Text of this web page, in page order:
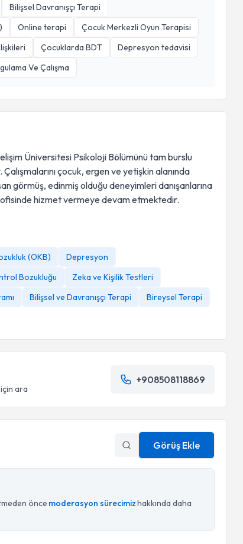
Bilişsel Davranışçı Terapi
Online terapi
Çocuk Merkezli Oyun Terapisi
Çocuklarda BDT
Depresyon tedavisi
Ve Çalışma
Üniversitesi Psikoloji Bölümünü tam burslu
Çalışmalarını çocuk, ergen ve yetişkin alanında
görmüş, edinmiş olduğu deneyimleri danışanlarına
hizmet vermeye devam etmektedir.
(OKB)
Depresyon
Bozukluğu
Zeka ve Kişilik Testleri
Bilişsel ve Davranışçı Terapi
Bireysel Terapi
ara
+908508118869
Görüş Ekle
önce moderasyon sürecimizhakkında daha